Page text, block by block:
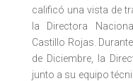
calificó una vista de
la Directora
Castillo Rojas.
de Diciembre, la
junto a su equipo